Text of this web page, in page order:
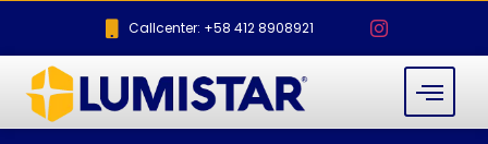
Callcenter: +58 412 8908921